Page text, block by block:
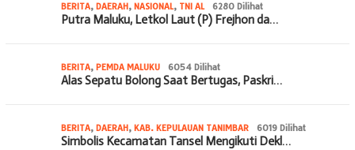
BERITA, DAERAH, NASIONAL, TNI AL 6280 Dilihat
Putra Maluku, Letkol Laut (P) Frejhon da…
BERITA, PEMDA MALUKU 6054 Dilihat
Alas Sepatu Bolong Saat Bertugas, Paskri…
BERITA, DAERAH, KAB. KEPULAUAN TANIMBAR 6019 Dilihat
Simbolis Kecamatan Tansel Mengikuti Dekl…